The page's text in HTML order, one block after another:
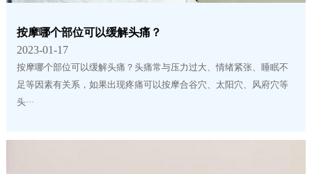
按摩哪个部位可以缓解头痛？
2023-01-17
按摩哪个部位可以缓解头痛？头痛常与压力过大、情绪紧张、睡眠不
足等因素有关系，如果出现疼痛可以按摩合谷穴、太阳穴、风府穴等
头···